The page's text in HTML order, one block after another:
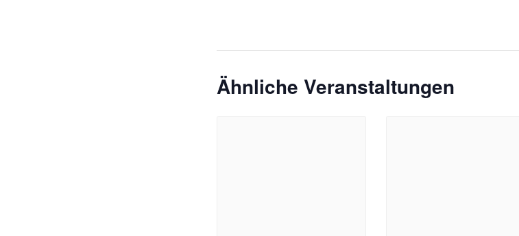
Ähnliche Veranstaltungen